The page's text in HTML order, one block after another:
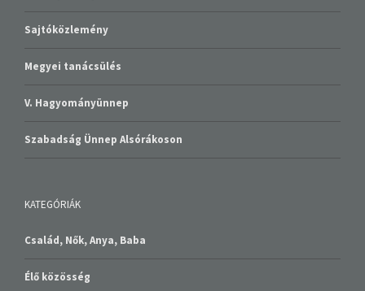
Sajtóközlemény
Megyei tanácsülés
V. Hagyományünnep
Szabadság Ünnep Alsórákoson
KATEGÓRIÁK
Család, Nők, Anya, Baba
Élő közösség